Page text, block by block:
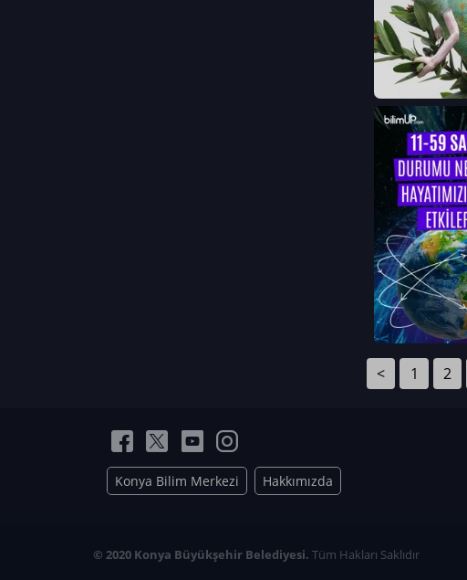
< 1 2
Konya Bilim Merkezi Hakkımızda
© 2020 Konya Büyükşehir Belediyesi. Tüm Hakları Saklıdır